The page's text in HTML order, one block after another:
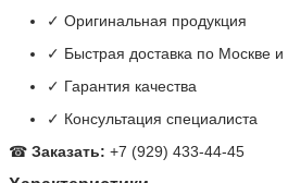
✓ Оригинальная продукция
✓ Быстрая доставка по Москве и
✓ Гарантия качества
✓ Консультация специалиста
☎Заказать: +7 (929) 433-44-45